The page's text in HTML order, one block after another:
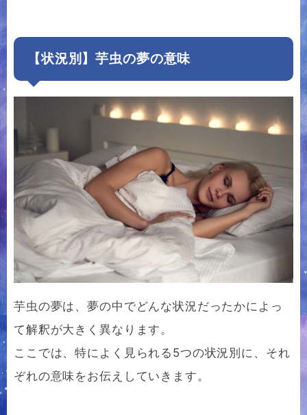
【状況別】芋虫の夢の意味
芋虫の夢は、夢の中でどんな状況だったかによっ
て解釈が大きく異なります。
ここでは、特によく見られる5つの状況別に、それ
ぞれの意味をお伝えしていきます。